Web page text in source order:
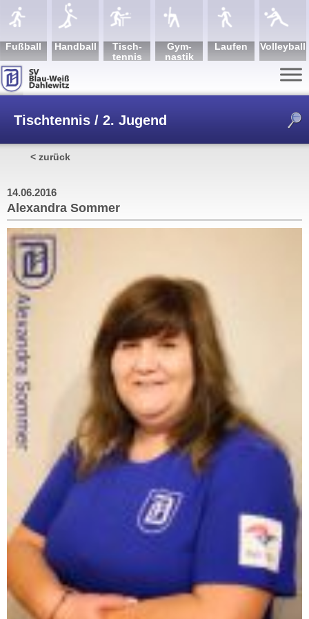
Fuß­ball Hand­ball
Tisch­
tennis
Gym­
nastik
Lau­fen Volley­ball
Tischtennis / 2. Jugend
< zurück
14.06.2016
Alexandra Sommer